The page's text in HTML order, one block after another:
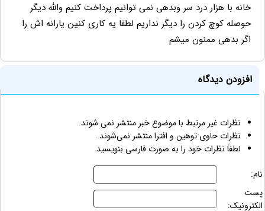
خانه با هزار درد سر وبدهی نمی توانیم پرداخت کنیم والله دیگر
حوصله کوچ کردن را دیگر نداریم لطفا یه کاری کنین یارانه اش را
اگر بدهی ممنون میشم
افزودن دیدگاه
نظرات غیر مرتبط با موضوع خبر منتشر نمی شوند.
نظرات حاوی توهین و افترا منتشر نمی‌شوند.
لطفاً نظرات خود را به صورت فارسی بنویسید.
نام:
پست
الکترونیک: